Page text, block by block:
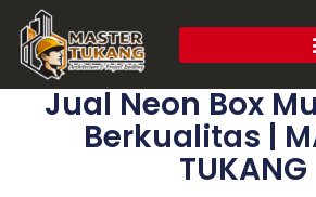
Jual Neon Box
Berkualitas |
TUKANG